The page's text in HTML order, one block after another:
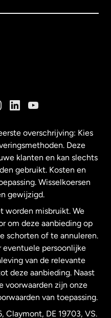
English
overschrijving: Kies
Deze
klanten en kan slechts
gebruikt. Kosten en
Wisselkoersen
gewijzigd.
worden misbruikt. We
om deze aanbieding op
schorten of te annuleren.
eventuele persoonlijke
van de relevante
deze aanbieding. Naast
voorwaarden zijn onze
van toepassing.
Claymont, DE 19703, VS.